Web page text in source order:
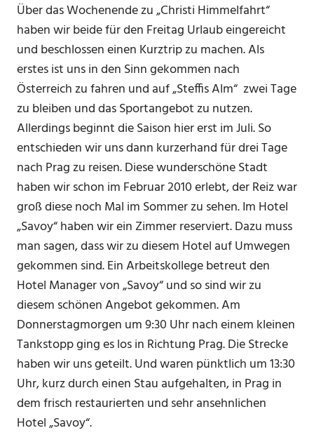
Über das Wochenende zu „Christi Himmelfahrt“
haben wir beide für den Freitag Urlaub eingereicht
und beschlossen einen Kurztrip zu machen. Als
erstes ist uns in den Sinn gekommen nach
Österreich zu fahren und auf „Steffis Alm“ zwei Tage
zu bleiben und das Sportangebot zu nutzen.
Allerdings beginnt die Saison hier erst im Juli. So
entschieden wir uns dann kurzerhand für drei Tage
nach Prag zu reisen. Diese wunderschöne Stadt
haben wir schon im Februar 2010 erlebt, der Reiz war
groß diese noch Mal im Sommer zu sehen. Im Hotel
„Savoy“ haben wir ein Zimmer reserviert. Dazu muss
man sagen, dass wir zu diesem Hotel auf Umwegen
gekommen sind. Ein Arbeitskollege betreut den
Hotel Manager von „Savoy“ und so sind wir zu
diesem schönen Angebot gekommen. Am
Donnerstagmorgen um 9:30 Uhr nach einem kleinen
Tankstopp ging es los in Richtung Prag. Die Strecke
haben wir uns geteilt. Und waren pünktlich um 13:30
Uhr, kurz durch einen Stau aufgehalten, in Prag in
dem frisch restaurierten und sehr ansehnlichen
Hotel „Savoy“.